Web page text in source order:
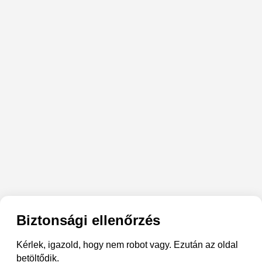
Biztonsági ellenőrzés
Kérlek, igazold, hogy nem robot vagy. Ezután az oldal
betöltődik.